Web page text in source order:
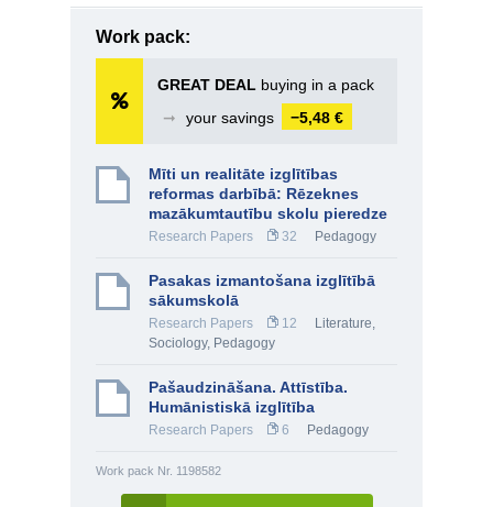
Work pack:
GREAT DEAL buying in a pack
➞
your savings −5,48 €
Mīti un realitāte izglītības
reformas darbībā: Rēzeknes
mazākumtautību skolu pieredze
Research Papers 32 Pedagogy
Pasakas izmantošana izglītībā
sākumskolā
Research Papers 12 Literature,
Sociology, Pedagogy
Pašaudzināšana. Attīstība.
Humānistiskā izglītība
Research Papers 6 Pedagogy
Work pack Nr. 1198582